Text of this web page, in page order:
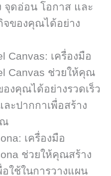
จุดอ่อน โอกาส และ
จของคุณได้อย่าง
Canvas: เครื่องมือ
Canvas ช่วยให้คุณ
งคุณได้อย่างรวดเร็ว
ะปากกาเพื่อสร้าง
เครื่องมือ
ช่วยให้คุณสร้าง
ใช้ในการวางแผน